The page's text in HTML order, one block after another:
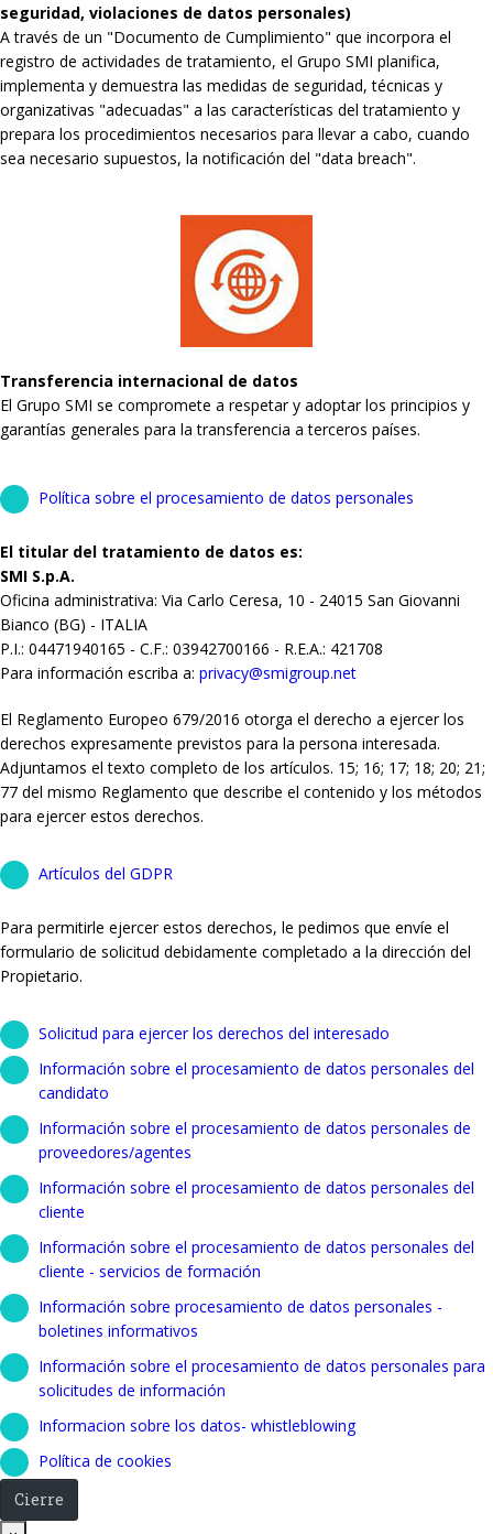
seguridad, violaciones de datos personales)
A través de un "Documento de Cumplimiento" que incorpora el
registro de actividades de tratamiento, el Grupo SMI planifica,
implementa y demuestra las medidas de seguridad, técnicas y
organizativas "adecuadas" a las características del tratamiento y
prepara los procedimientos necesarios para llevar a cabo, cuando
sea necesario supuestos, la notificación del "data breach".
Transferencia internacional de datos
El Grupo SMI se compromete a respetar y adoptar los principios y
garantías generales para la transferencia a terceros países.
Política sobre el procesamiento de datos personales
El titular del tratamiento de datos es:
SMI S.p.A.
Oficina administrativa: Via Carlo Ceresa, 10 - 24015 San Giovanni
Bianco (BG) - ITALIA
P.I.: 04471940165 - C.F.: 03942700166 - R.E.A.: 421708
Para información escriba a: privacy@smigroup.net
El Reglamento Europeo 679/2016 otorga el derecho a ejercer los
derechos expresamente previstos para la persona interesada.
Adjuntamos el texto completo de los artículos. 15; 16; 17; 18; 20; 21;
77 del mismo Reglamento que describe el contenido y los métodos
para ejercer estos derechos.
Artículos del GDPR
Para permitirle ejercer estos derechos, le pedimos que envíe el
formulario de solicitud debidamente completado a la dirección del
Propietario.
Solicitud para ejercer los derechos del interesado
Información sobre el procesamiento de datos personales del
candidato
Información sobre el procesamiento de datos personales de
proveedores/agentes
Información sobre el procesamiento de datos personales del
cliente
Información sobre el procesamiento de datos personales del
cliente - servicios de formación
Información sobre procesamiento de datos personales -
boletines informativos
Información sobre el procesamiento de datos personales para
solicitudes de información
Informacion sobre los datos- whistleblowing
Política de cookies
Cierre